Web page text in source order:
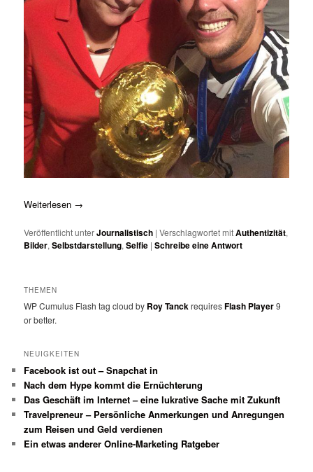
Weiterlesen →
Veröffentlicht unterJournalistisch |Verschlagwortet mitAuthentizität,
Bilder,Selbstdarstellung,Selfie |Schreibe eine Antwort
THEMEN
WP Cumulus Flash tag cloud by Roy TanckrequiresFlash Player9
or better.
NEUIGKEITEN
Facebook ist out – Snapchat in
Nach dem Hype kommt die Ernüchterung
Das Geschäft im Internet – eine lukrative Sache mit Zukunft
Travelpreneur – Persönliche Anmerkungen und Anregungen
zum Reisen und Geld verdienen
Ein etwas anderer Online-Marketing Ratgeber